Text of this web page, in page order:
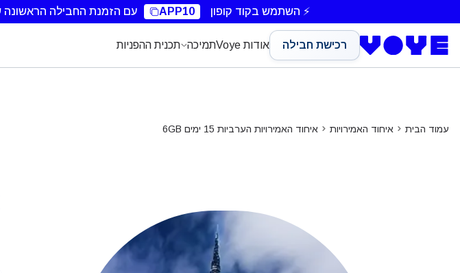
⚡ השתמש בקוד קופון APP10 עם הזמנת החבילה הראשונה שלך
רכישת חבילה אודות Voye תמיכה תכנית ההפניות
עמוד הבית איחוד האמירויות איחוד האמירויות הערביות 15 ימים 6GB